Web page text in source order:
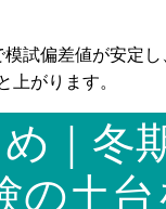
試偏差値が安定し
上がります。
｜冬
の土